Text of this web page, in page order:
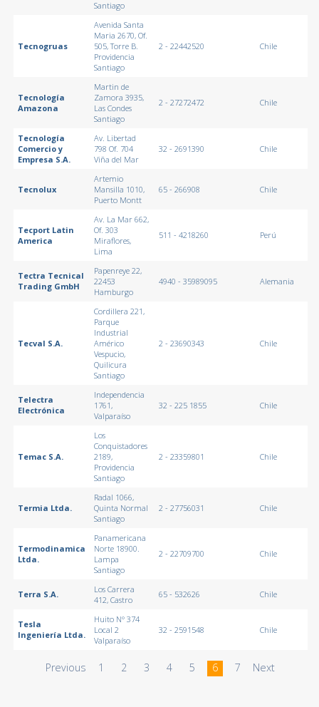
Santiago
Tecnogruas
Avenida Santa
Maria 2670, Of.
505, Torre B.
Providencia
Santiago
2 - 22442520 Chile
Tecnología
Amazona
Martin de
Zamora 3935,
Las Condes
Santiago
2 - 27272472 Chile
Tecnología
Comercio y
Empresa S.A.
Av. Libertad
798 Of. 704
Viña del Mar
32 - 2691390 Chile
Tecnolux
Artemio
Mansilla 1010,
Puerto Montt
65 - 266908 Chile
Tecport Latin
America
Av. La Mar 662,
Of. 303
Miraflores,
Lima
511 - 4218260 Perú
Tectra Tecnical
Trading GmbH
Papenreye 22,
22453
Hamburgo
4940 - 35989095 Alemania
Tecval S.A.
Cordillera 221,
Parque
Industrial
Américo
Vespucio,
Quilicura
Santiago
2 - 23690343 Chile
Telectra
Electrónica
Independencia
1761,
Valparaíso
32 - 225 1855 Chile
Temac S.A.
Los
Conquistadores
2189,
Providencia
Santiago
2 - 23359801 Chile
Termia Ltda.
Radal 1066,
Quinta Normal
Santiago
2 - 27756031 Chile
Termodinamica
Ltda.
Panamericana
Norte 18900.
Lampa
Santiago
2 - 22709700 Chile
Terra S.A.
Los Carrera
412, Castro
65 - 532626 Chile
Tesla
Ingeniería Ltda.
Huito N° 374
Local 2
Valparaíso
32 - 2591548 Chile
Previous 1 2 3 4 5 6 7 Next